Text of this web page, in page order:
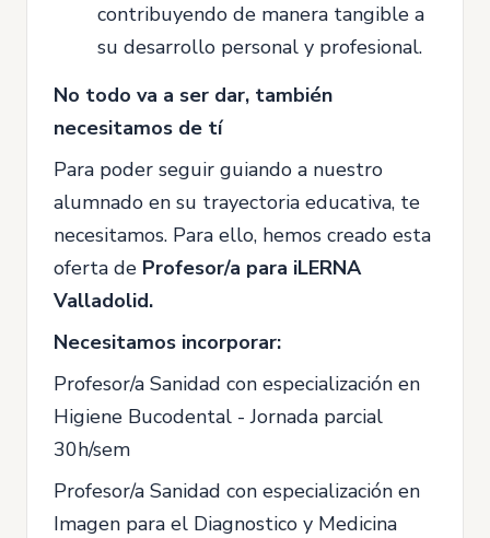
contribuyendo de manera tangible a
su desarrollo personal y profesional.
No todo va a ser dar, también
necesitamos de tí
Para poder seguir guiando a nuestro
alumnado en su trayectoria educativa, te
necesitamos. Para ello, hemos creado esta
oferta de Profesor/a para iLERNA
Valladolid.
Necesitamos incorporar:
Profesor/a Sanidad con especialización en
Higiene Bucodental - Jornada parcial
30h/sem
Profesor/a Sanidad con especialización en
Imagen para el Diagnostico y Medicina